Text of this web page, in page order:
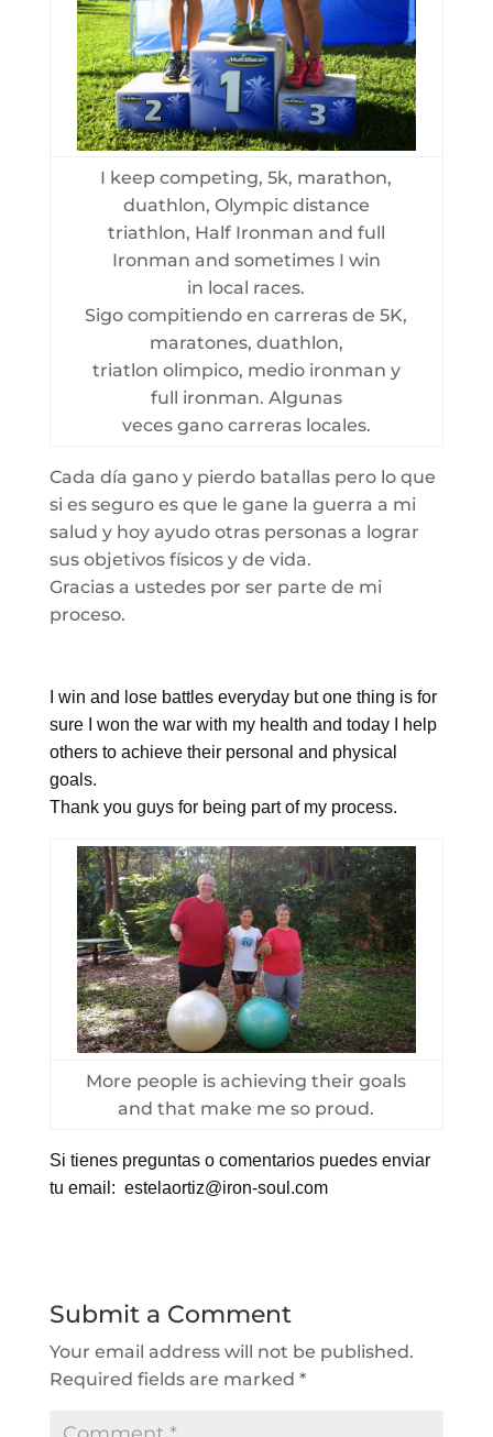
I keep competing, 5k, marathon,
duathlon, Olympic distance
triathlon, Half Ironman and full
Ironman and sometimes I win
in local races.
Sigo compitiendo en carreras de 5K,
maratones, duathlon,
triatlon olimpico, medio ironman y
full ironman. Algunas
veces gano carreras locales.
Cada día gano y pierdo batallas pero lo que
si es seguro es que le gane la guerra a mi
salud y hoy ayudo otras personas a lograr
sus objetivos físicos y de vida.
Gracias a ustedes por ser parte de mi
proceso.
I win and lose battles everyday but one thing is for
sure I won the war with my health and today I help
others to achieve their personal and physical
goals.
Thank you guys for being part of my process.
More people is achieving their goals
and that make me so proud.
Si tienes preguntas o comentarios puedes enviar
tu email: estelaortiz@iron-soul.com
Submit a Comment
Your email address will not be published.
Required fields are marked *